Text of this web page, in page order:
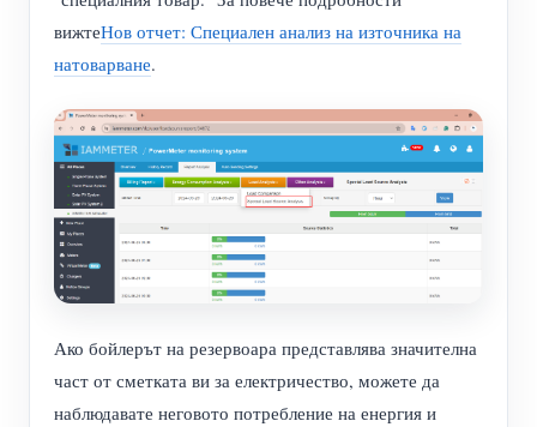
вижтеНов отчет: Специален анализ на източника на
натоварване.
Ако бойлерът на резервоара представлява значителна
част от сметката ви за електричество, можете да
наблюдавате неговото потребление на енергия и